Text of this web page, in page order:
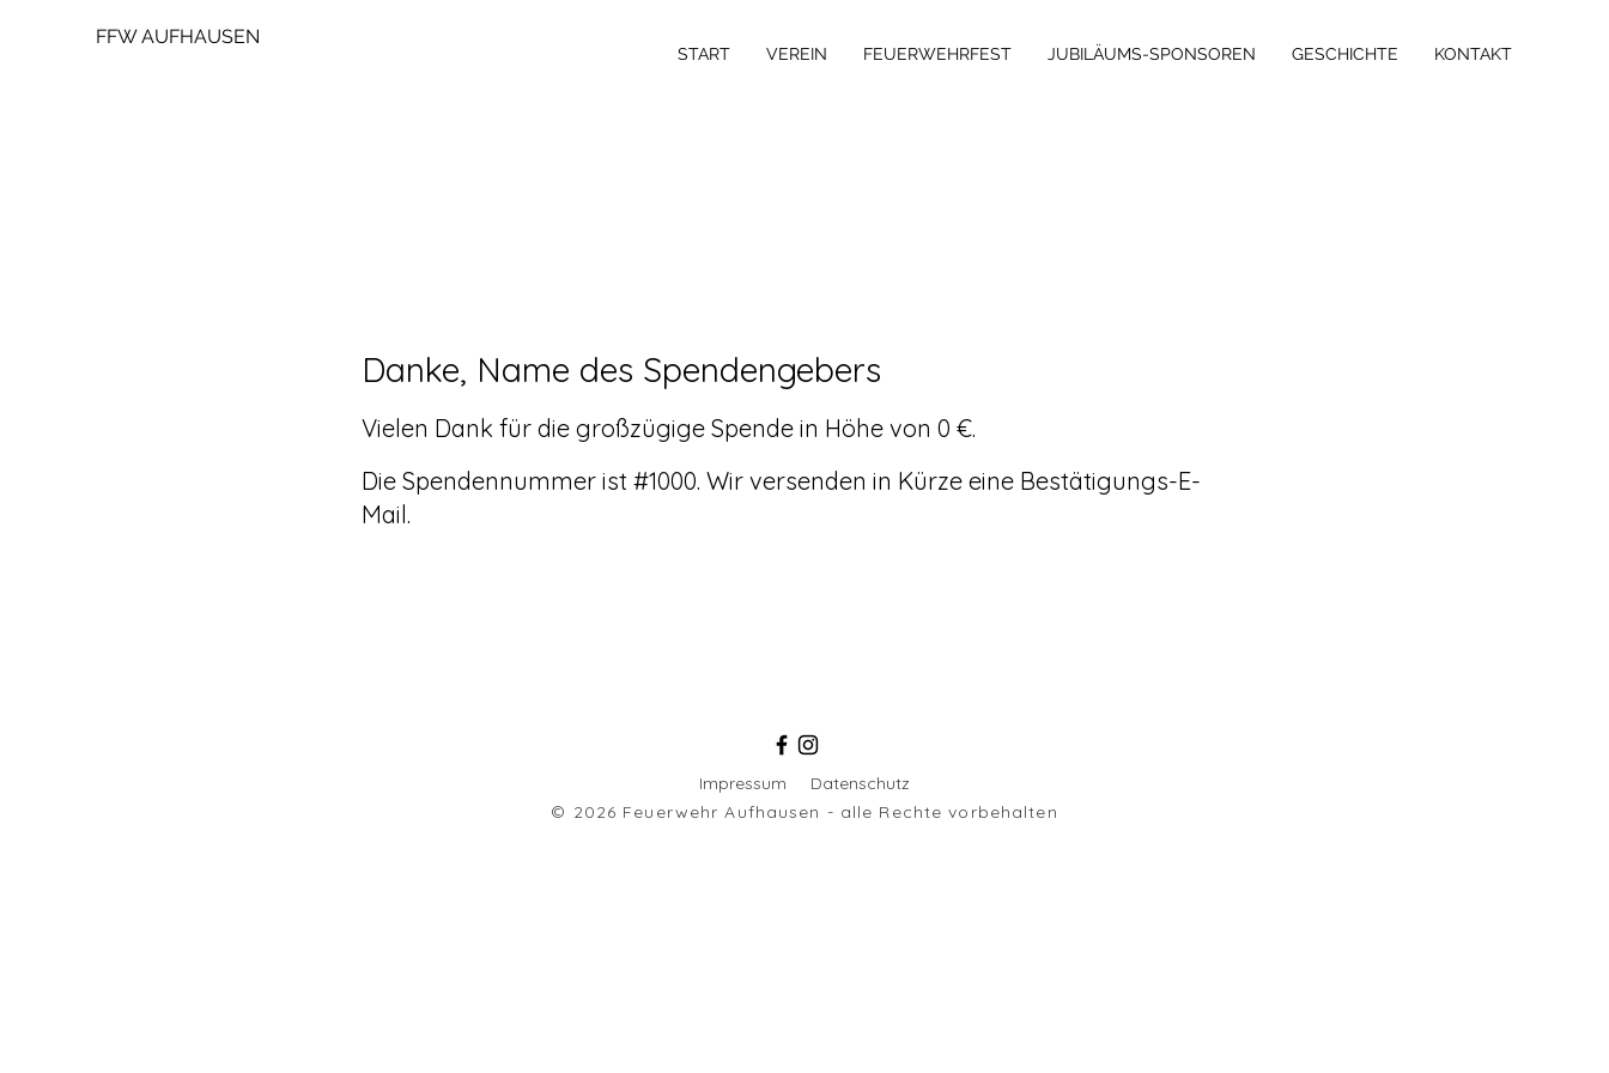
FFW AUFHAUSEN
START VEREIN FEUERWEHRFEST JUBILÄUMS-SPONSOREN GESCHICHTE KONTAKT
Danke, Name des Spendengebers
Vielen Dank für die großzügige Spende in Höhe von 0 €.
Die Spendennummer ist #1000. Wir versenden in Kürze eine Bestätigungs-E-
Mail.
Impressum
Datenschutz
© 2026 FeuerwehrAufhausen - alle Rechte vorbehalten